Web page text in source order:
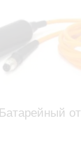
Батарейный